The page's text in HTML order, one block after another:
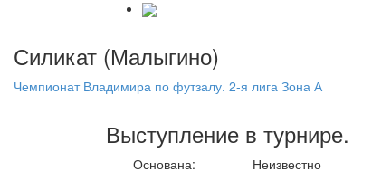
Силикат (Малыгино)
Чемпионат Владимира по футзалу. 2-я лига Зона А
Выступление в турнире.
Основана: Неизвестно